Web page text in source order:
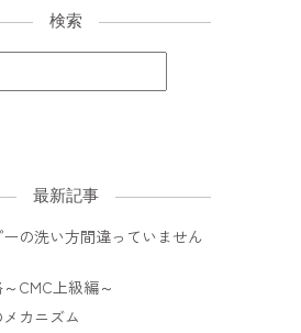
検索
最新記事
の洗い方間違っていません
CMC上級編～
カニズム